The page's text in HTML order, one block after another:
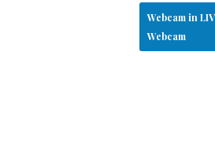
Webcam in
Webcam